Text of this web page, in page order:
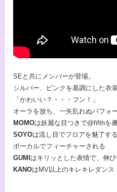
SEと共にメンバーが登場。
シルバー、ピンクを基調にした衣
「かわいい？・・・フン！」
オーラを放ち、一矢乱れぬパフォ
MOMOは妖麗な目つきで@fifthを虜
SOYOは流し目でフロアを魅了する
ボーカルでフィーチャーされる
GUMIはキリッとした表情で、伸び
KANOはMV以上のキレキレダンス